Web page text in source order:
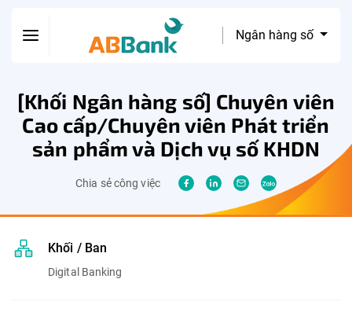
Ngân hàng số
[Khối Ngân hàng số] Chuyên viên
Cao cấp/Chuyên viên Phát triển
sản phẩm và Dịch vụ số KHDN
Chia sẻ công việc
Khối / Ban
Digital Banking